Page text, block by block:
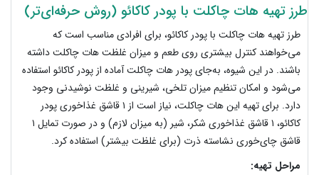
طرز تهیه هات چاکلت با پودر کاکائو (روش حرفه‌ای‌تر)
طرز تهیه هات چاکلت با پودر کاکائو، برای افرادی مناسب است که
می‌خواهند کنترل بیشتری روی طعم و میزان غلظت هات چاکلت داشته
باشند. در این شیوه، به‌جای پودر هات چاکلت آماده از پودر کاکائو استفاده
می‌شود و امکان تنظیم میزان تلخی، شیرینی و غلظت نوشیدنی وجود
دارد. برای تهیه این هات چاکلت، نیاز است از ۱ قاشق غذاخوری پودر
کاکائو، ۱ قاشق غذاخوری شکر، شیر (به میزان لازم) و در صورت تمایل ۱
قاشق چای‌خوری نشاسته ذرت (برای غلظت بیشتر) استفاده کرد.
مراحل تهیه: